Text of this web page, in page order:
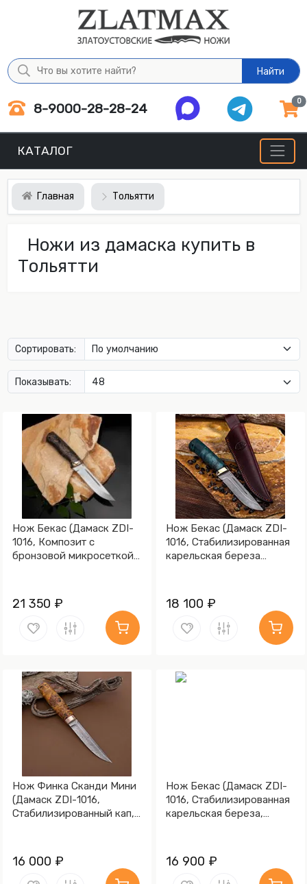
Найти
8-9000-28-28-24 0
КАТАЛОГ
Главная Тольятти
Ножи из дамаска купить в
Тольятти
Сортировать:
Показывать:
Нож Бекас (Дамаск ZDI-
1016, Композит с
бронзовой микросеткой
21 350 ₽
Нож Бекас (Дамаск ZDI-
1016, Стабилизированная
карельская береза
18 100 ₽
Нож Финка Сканди Мини
(Дамаск ZDI-1016,
Стабилизированный кап,
16 000 ₽
Нож Бекас (Дамаск ZDI-
1016, Стабилизированная
карельская береза,
16 900 ₽